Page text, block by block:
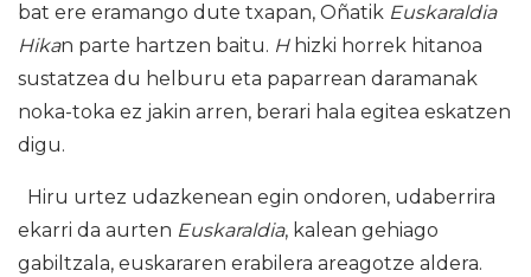
bat ere eramango dute txapan, Oñatik Euskaraldia
Hikan parte hartzen baitu. Hhizki horrek hitanoa
sustatzea du helburu eta paparrean daramanak
noka-toka ez jakin arren, berari hala egitea eskatzen
digu.
Hiru urtez udazkenean egin ondoren, udaberrira
ekarri da aurten Euskaraldia, kalean gehiago
gabiltzala, euskararen erabilera areagotze aldera.